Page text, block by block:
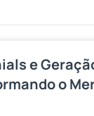
e
o